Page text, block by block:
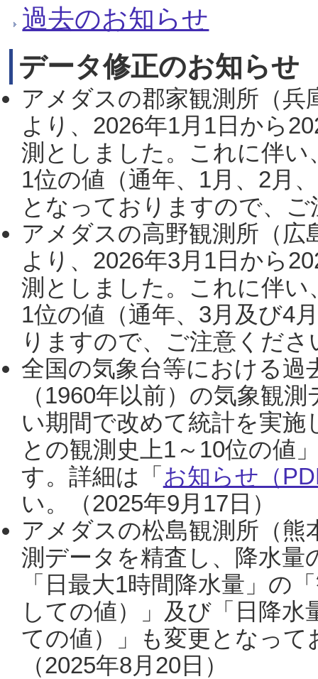
過去のお知らせ
データ修正のお知らせ
アメダスの郡家観測所（
より、2026年1月1日から
測としました。これに伴い
1位の値（通年、1月、2月
となっておりますので、
アメダスの高野観測所（
より、2026年3月1日から
測としました。これに伴い
1位の値（通年、3月及び4
りますので、ご注意くだ
全国の気象台等における過
（1960年以前）の気象観
い期間で改めて統計を実
との観測史上1～10位の値
す。詳細は「 お知らせ（
い。（2025年9月17日）
アメダスの松島観測所（熊
測データを精査し、降水
「日最大1時間降水量」の
しての値）」及び「日降
ての値）」も変更となっ
（2025年8月20日）